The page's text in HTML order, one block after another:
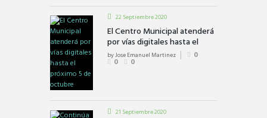
22 Septiembre 2020
El Centro Municipal atenderá
por vías digitales hasta el
próximo 5 de octubre
byJose Emanuel Martinez
0
0
0
21 Septiembre 2020